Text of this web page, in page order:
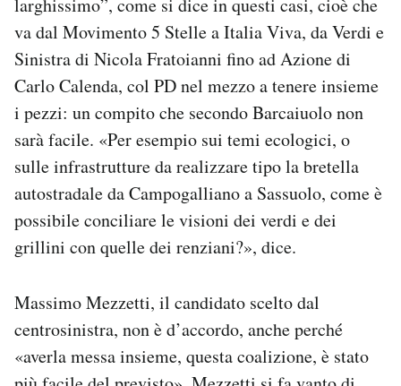
larghissimo”, come si dice in questi casi, cioè che
va dal Movimento 5 Stelle a Italia Viva, da Verdi e
Sinistra di Nicola Fratoianni fino ad Azione di
Carlo Calenda, col PD nel mezzo a tenere insieme
i pezzi: un compito che secondo Barcaiuolo non
sarà facile. «Per esempio sui temi ecologici, o
sulle infrastrutture da realizzare tipo la bretella
autostradale da Campogalliano a Sassuolo, come è
possibile conciliare le visioni dei verdi e dei
grillini con quelle dei renziani?», dice.
Massimo Mezzetti, il candidato scelto dal
centrosinistra, non è d’accordo, anche perché
«averla messa insieme, questa coalizione, è stato